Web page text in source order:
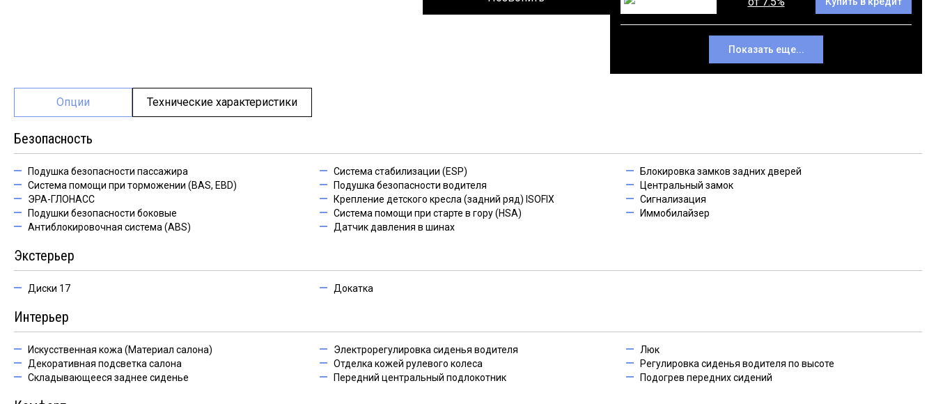
Показать еще...
Опции Технические характеристики
Безопасность
Подушка безопасности пассажира
Система помощи при торможении (BAS, EBD)
ЭРА-ГЛОНАСС
Подушки безопасности боковые
Антиблокировочная система (ABS)
Система стабилизации (ESP)
Подушка безопасности водителя
Крепление детского кресла (задний ряд) ISOFIX
Система помощи при старте в гору (HSA)
Датчик давления в шинах
Блокировка замков задних дверей
Центральный замок
Сигнализация
Иммобилайзер
Экстерьер
Диски 17 Докатка
Интерьер
Искусственная кожа (Материал салона)
Декоративная подсветка салона
Складывающееся заднее сиденье
Электрорегулировка сиденья водителя
Отделка кожей рулевого колеса
Передний центральный подлокотник
Люк
Регулировка сиденья водителя по высоте
Подогрев передних сидений